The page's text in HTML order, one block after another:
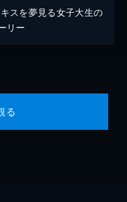
スを夢見る女子大生の
リー
る